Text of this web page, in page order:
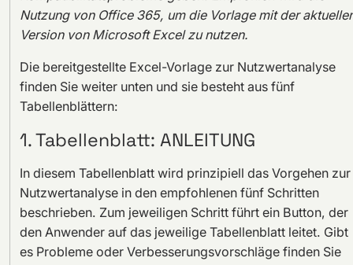
Nutzung von Office 365, um die Vorlage mit der
Version von Microsoft Excel zu nutzen.
Die bereitgestellte Excel-Vorlage zur Nutzwertanalyse
finden Sie weiter unten und sie besteht aus fünf
Tabellenblättern:
1. Tabellenblatt: ANLEITUNG
In diesem Tabellenblatt wird prinzipiell das Vorgehen zur
Nutzwertanalyse in den empfohlenen fünf Schritten
beschrieben. Zum jeweiligen Schritt führt ein Button, der
den Anwender auf das jeweilige Tabellenblatt leitet. Gibt
es Probleme oder Verbesserungsvorschläge finden Sie